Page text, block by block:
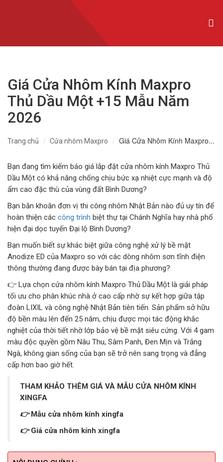
CỬA NHÔM XINGFA NHẬP KHẨU
CỬA NHÔM TRƯỢT QUAY
CỬA NHÔM THỦY LỰC
CỬA CUỐN ÚC
CỬA CUỐN ĐÀI LOAN
CỬA CỔNG TỰ ĐỘNG
CỬA KÍNH TỰ ĐỘNG
GIẾNG TRỜI TỰ ĐỘNG
Giá Cửa Nhôm Kính Maxpro
Thủ Dầu Một +15 Mẫu Năm
2026
Trang chủ Cửa nhôm Maxpro Giá Cửa Nhôm Kính Maxpro...
Bạn đang tìm kiếm báo giá lắp đặt cửa nhôm kính Maxpro Thủ
Dầu Một có khả năng chống chịu bức xạ nhiệt cực mạnh và độ
ẩm cao đặc thù của vùng đất Bình Dương?
Bạn băn khoăn đơn vị thi công nhôm Nhật Bản nào đủ uy tín để
hoàn thiện các công trình biệt thự tại Chánh Nghĩa hay nhà phố
hiện đại dọc tuyến Đại lộ Bình Dương?
Bạn muốn biết sự khác biệt giữa công nghệ xử lý bề mặt
Anodize ED của Maxpro so với các dòng nhôm sơn tĩnh điện
thông thường đang được bày bán tại địa phương?
👉 Lựa chọn cửa nhôm kính Maxpro Thủ Dầu Một là giải pháp
tối ưu cho phân khúc nhà ở cao cấp nhờ sự kết hợp giữa tập
đoàn LIXIL và công nghệ Nhật Bản tiên tiến. Sản phẩm sở hữu
độ bền màu lên đến 25 năm, chịu được mọi tác động khắc
nghiệt của thời tiết nhờ lớp bảo vệ bề mặt siêu cứng. Với 4 gam
màu độc quyền gồm Nâu Thu, Sâm Panh, Đen Mịn và Trắng
Ngà, không gian sống của bạn sẽ trở nên sang trọng và đẳng
cấp hơn bao giờ hết.
THAM KHẢO THÊM GIÁ VÀ MẪU CỬA NHÔM KÍNH
XINGFA
👉Mẫu cửa nhôm kính xingfa
👉Giá cửa nhôm kính xingfa